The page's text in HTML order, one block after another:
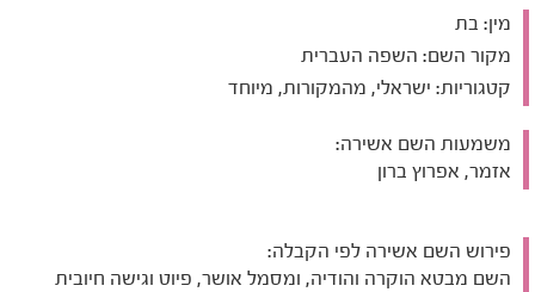
מין: בת
מקור השם: השפה העברית
קטגוריות: ישראלי, מהמקורות, מיוחד
משמעות השם אשירה:
אזמר, אפרוץ ברון
פירוש השם אשירה לפי הקבלה:
השם מבטא הוקרה והודיה, ומסמל אושר, פיוט וגישה חיובית